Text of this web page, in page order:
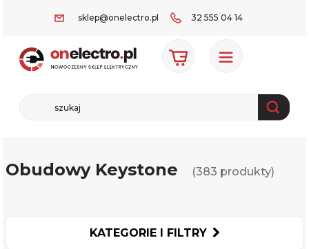
sklep@onelectro.pl 32 555 04 14
Obudowy Keystone (383 produkty)
KATEGORIE I FILTRY